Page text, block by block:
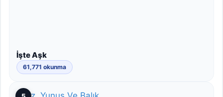
İşte Aşk
61,771 okunma